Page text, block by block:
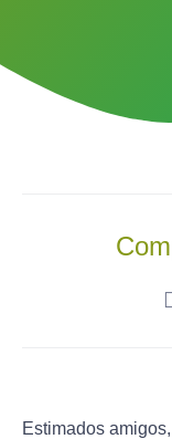
Estimados amigos,